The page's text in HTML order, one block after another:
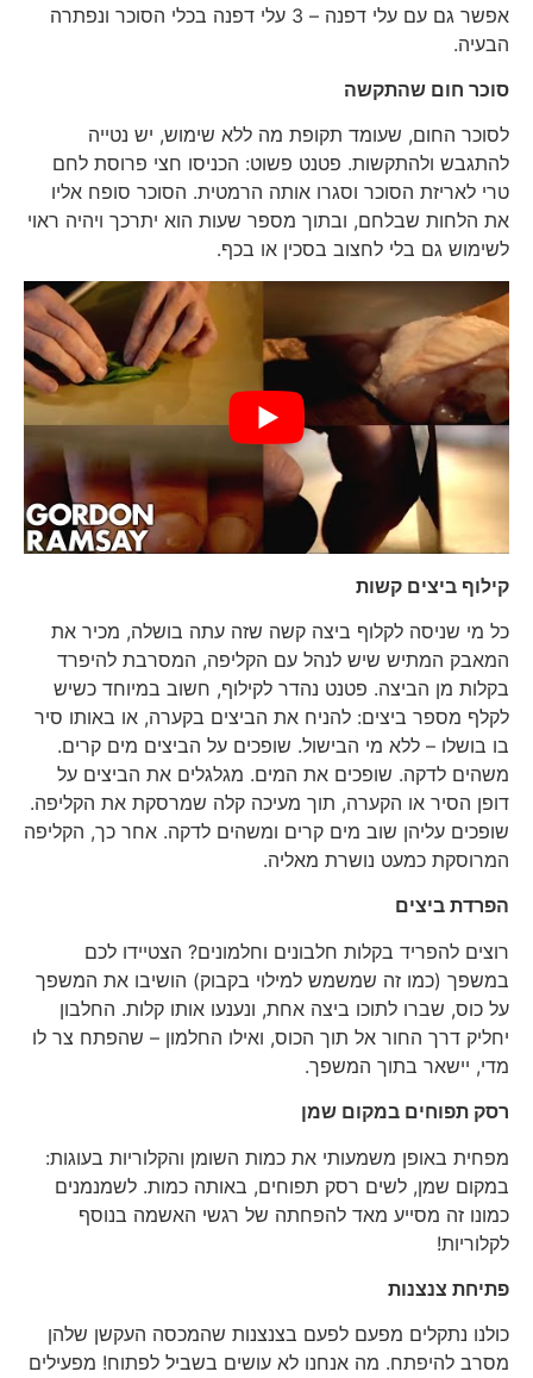
אפשר גם עם עלי דפנה – 3 עלי דפנה בכלי הסוכר ונפתרה
הבעיה.
סוכר חום שהתקשה
לסוכר החום, שעומד תקופת מה ללא שימוש, יש נטייה
להתגבש ולהתקשות. פטנט פשוט: הכניסו חצי פרוסת לחם
טרי לאריזת הסוכר וסגרו אותה הרמטית. הסוכר סופח אליו
את הלחות שבלחם, ובתוך מספר שעות הוא יתרכך ויהיה ראוי
לשימוש גם בלי לחצוב בסכין או בכף.
קילוף ביצים קשות
כל מי שניסה לקלוף ביצה קשה שזה עתה בושלה, מכיר את
המאבק המתיש שיש לנהל עם הקליפה, המסרבת להיפרד
בקלות מן הביצה. פטנט נהדר לקילוף, חשוב במיוחד כשיש
לקלף מספר ביצים: להניח את הביצים בקערה, או באותו סיר
בו בושלו – ללא מי הבישול. שופכים על הביצים מים קרים.
משהים לדקה. שופכים את המים. מגלגלים את הביצים על
דופן הסיר או הקערה, תוך מעיכה קלה שמרסקת את הקליפה.
שופכים עליהן שוב מים קרים ומשהים לדקה. אחר כך, הקליפה
המרוסקת כמעט נושרת מאליה.
הפרדת ביצים
רוצים להפריד בקלות חלבונים וחלמונים? הצטיידו לכם
במשפך (כמו זה שמשמש למילוי בקבוק) הושיבו את המשפך
על כוס, שברו לתוכו ביצה אחת, ונענעו אותו קלות. החלבון
יחליק דרך החור אל תוך הכוס, ואילו החלמון – שהפתח צר לו
מדי, יישאר בתוך המשפך.
רסק תפוחיםבמקום שמן
מפחית באופן משמעותי את כמות השומן והקלוריות בעוגות:
במקום שמן, לשים רסק תפוחים, באותה כמות. לשמנמנים
כמונו זה מסייע מאד להפחתה של רגשי האשמה בנוסף
לקלוריות!
פתיחת צנצנות
כולנו נתקלים מפעם לפעם בצנצנות שהמכסה העקשן שלהן
מסרב להיפתח. מה אנחנו לא עושים בשביל לפתוח! מפעילים